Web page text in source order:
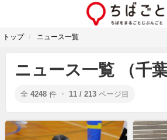
トップ ニュース一覧
ニュース一覧 （千葉
全 4248 件 ・ 11 / 213 ページ目